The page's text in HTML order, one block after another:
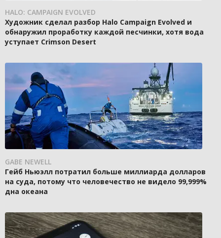
HALO: CAMPAIGN EVOLVED
Художник сделал разбор Halo Campaign Evolved и
обнаружил проработку каждой песчинки, хотя вода
уступает Crimson Desert
GABE NEWELL
Гейб Ньюэлл потратил больше миллиарда долларов
на суда, потому что человечество не видело 99,999%
дна океана